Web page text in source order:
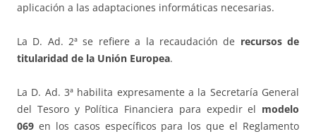
aplicación a las adaptaciones informáticas necesarias.
La D. Ad. 2ª se refiere a la recaudación de recursos de
titularidad de la Unión Europea.
La D. Ad. 3ª habilita expresamente a la Secretaría General
del Tesoro y Política Financiera para expedir el modelo
069 en los casos específicos para los que el Reglamento